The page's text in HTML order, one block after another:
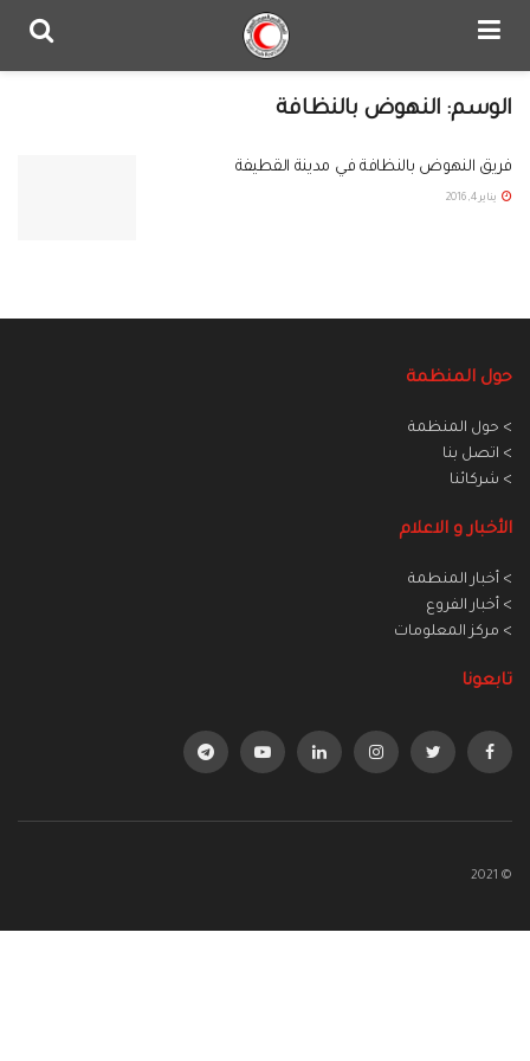
الوسم: النهوض بالنظافة
فريق النهوض بالنظافة في مدينة القطيفة
يناير 4, 2016
حول المنظمة
> حول المنظمة
> اتصل بنا
> شركائنا
الأخبار و الاعلام
> أخبار المنطمة
> أخبار الفروع
> مركز المعلومات
تابعونا
© 2021